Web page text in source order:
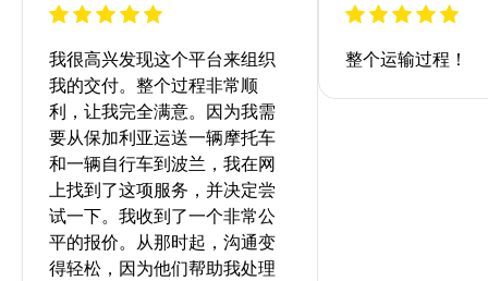
我很高兴发现这个平台来组织
我的交付。整个过程非常顺
利，让我完全满意。因为我需
要从保加利亚运送一辆摩托车
和一辆自行车到波兰，我在网
上找到了这项服务，并决定尝
试一下。我收到了一个非常公
平的报价。从那时起，沟通变
得轻松，因为他们帮助我处理
整个运输过程！